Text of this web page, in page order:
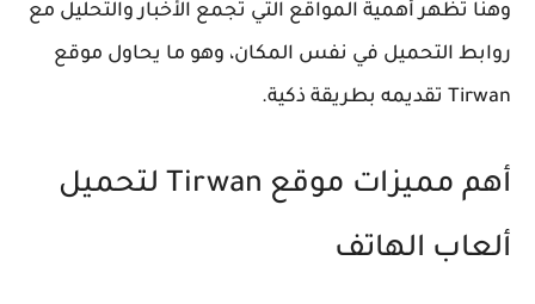
وهنا تظهر أهمية المواقع التي تجمع الأخبار والتحليل مع
روابط التحميل في نفس المكان، وهو ما يحاول موقع
Tirwan تقديمه بطريقة ذكية.
أهم مميزات موقع Tirwan لتحميل
ألعاب الهاتف